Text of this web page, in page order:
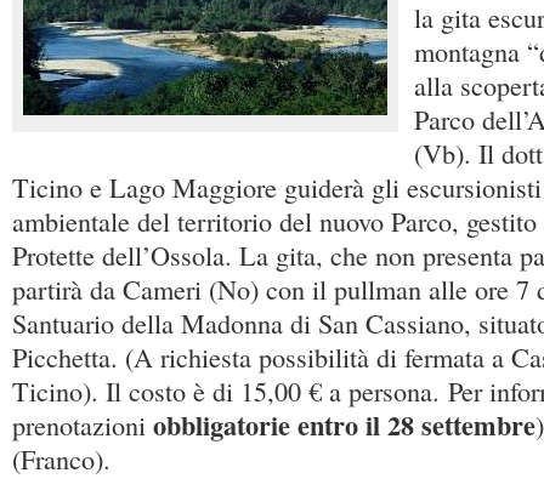
la gita
montagna
alla
Parco
(Vb). Il
Ticino e Lago Maggiore guiderà gli
ambientale del territorio del nuovo Parco,
Protette dell’Ossola. La gita, che non presenta
partirà da Cameri (No) con il pullman alle ore 7
Santuario della Madonna di San Cassiano,
Picchetta. (A richiesta possibilità di fermata a
Ticino). Il costo è di 15,00 € a persona. Per
prenotazioni obbligatorie entro il 28 settembre
(Franco).